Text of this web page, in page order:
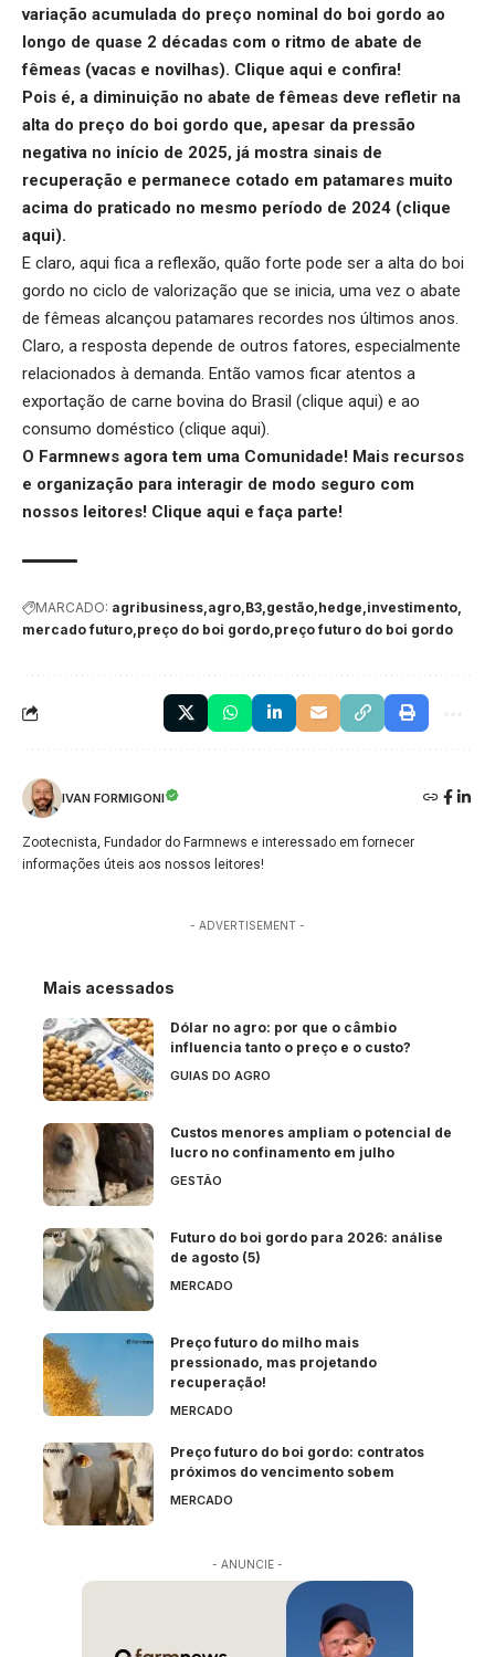
variação acumulada do preço nominal do boi gordo ao
longo de quase 2 décadas com o ritmo de abate de
fêmeas (vacas e novilhas). Clique aqui e confira!
Pois é, a diminuição no abate de fêmeas deve refletir na
alta do preço do boi gordo que, apesar da pressão
negativa no início de 2025, já mostra sinais de
recuperação e permanece cotado em patamares muito
acima do praticado no mesmo período de 2024 (clique
aqui).
E claro, aqui fica a reflexão, quão forte pode ser a alta do boi
gordo no ciclo de valorização que se inicia, uma vez o abate
de fêmeas alcançou patamares recordes nos últimos anos.
Claro, a resposta depende de outros fatores, especialmente
relacionados à demanda. Então vamos ficar atentos a
exportação de carne bovina do Brasil (clique aqui) e ao
consumo doméstico (clique aqui).
O Farmnews agora tem uma Comunidade! Mais recursos
e organização para interagir de modo seguro com
nossos leitores! Clique aqui e faça parte!
MARCADO: agribusiness agro B3 gestão hedge investimento
mercado futuro preço do boi gordo preço futuro do boi gordo
IVAN FORMIGONI
Zootecnista, Fundador do Farmnews e interessado em fornecer
informações úteis aos nossos leitores!
- ADVERTISEMENT -
Mais acessados
Dólar no agro: por que o câmbio
influencia tanto o preço e o custo?
GUIAS DO AGRO
Custos menores ampliam o potencial de
lucro no confinamento em julho
GESTÃO
Futuro do boi gordo para 2026: análise
de agosto (5)
MERCADO
Preço futuro do milho mais
pressionado, mas projetando
recuperação!
MERCADO
Preço futuro do boi gordo: contratos
próximos do vencimento sobem
MERCADO
- ANUNCIE -